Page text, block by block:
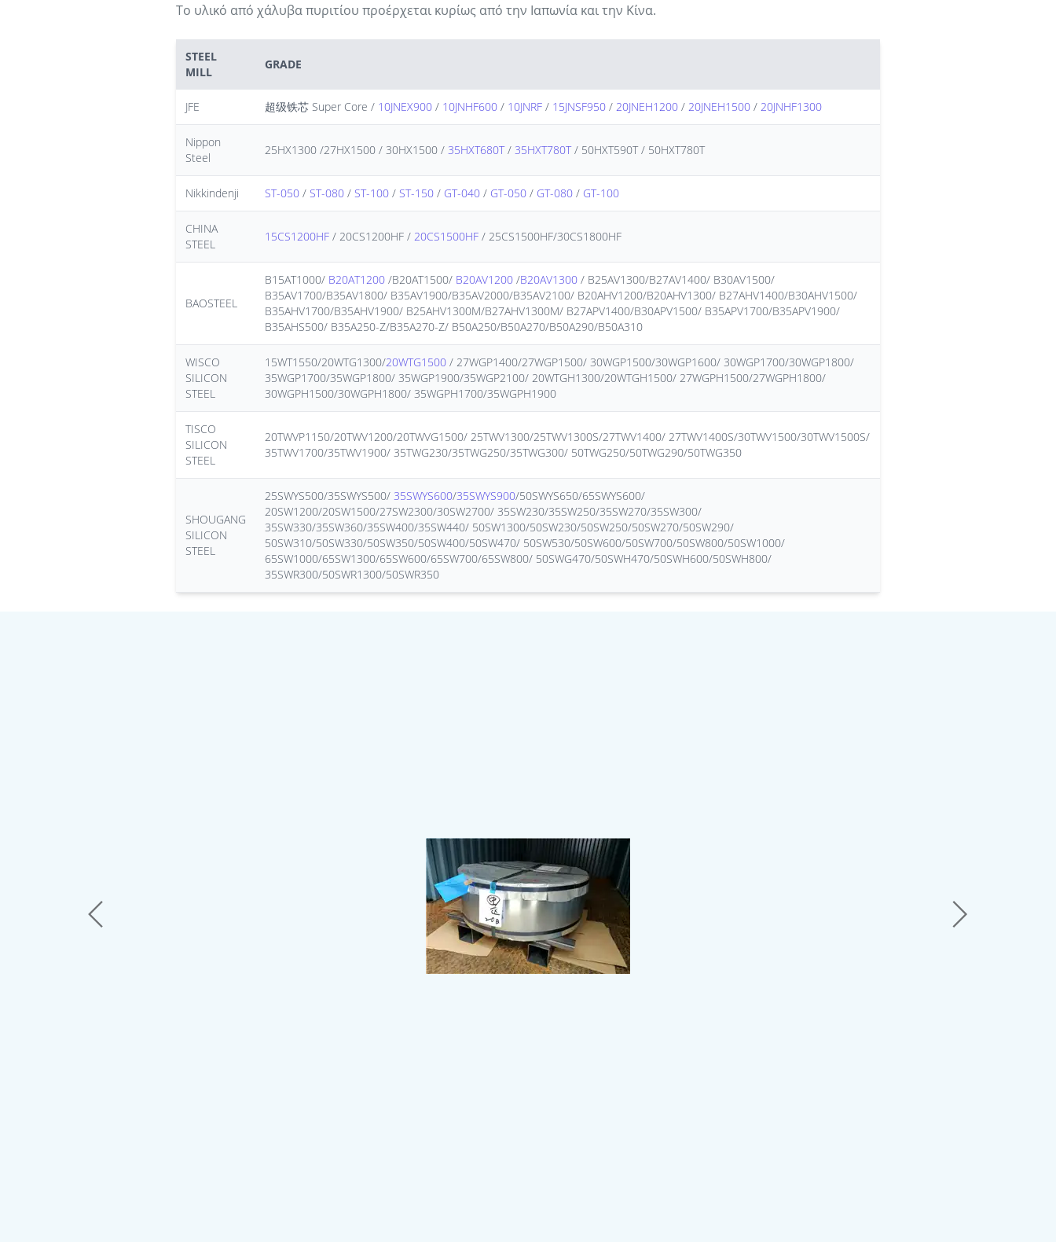
Το υλικό από χάλυβα πυριτίου προέρχεται κυρίως από την Ιαπωνία και την Κίνα.
STEEL
MILL
GRADE
JFE 超级铁芯 Super Core / 10JNEX900 / 10JNHF600 / 10JNRF / 15JNSF950 / 20JNEH1200 / 20JNEH1500 / 20JNHF1300
Nippon
Steel
25HX1300 /27HX1500 / 30HX1500 / 35HXT680T/ 35HXT780T/ 50HXT590T / 50HXT780T
Nikkindenji ST-050 / ST-080 / ST-100 / ST-150 / GT-040 / GT-050 / GT-080 / GT-100
CHINA
STEEL
15CS1200HF / 20CS1200HF / 20CS1500HF / 25CS1500HF/30CS1800HF
BAOSTEEL
B15AT1000/ B20AT1200 /B20AT1500/ B20AV1200 /B20AV1300 / B25AV1300/B27AV1400/ B30AV1500/
B35AV1700/B35AV1800/ B35AV1900/B35AV2000/B35AV2100/ B20AHV1200/B20AHV1300/ B27AHV1400/B30AHV1500/
B35AHV1700/B35AHV1900/ B25AHV1300M/B27AHV1300M/ B27APV1400/B30APV1500/ B35APV1700/B35APV1900/
B35AHS500/ B35A250-Z/B35A270-Z/ B50A250/B50A270/B50A290/B50A310
WISCO
SILICON
STEEL
15WT1550/20WTG1300/20WTG1500 / 27WGP1400/27WGP1500/ 30WGP1500/30WGP1600/ 30WGP1700/30WGP1800/
35WGP1700/35WGP1800/ 35WGP1900/35WGP2100/ 20WTGH1300/20WTGH1500/ 27WGPH1500/27WGPH1800/
30WGPH1500/30WGPH1800/ 35WGPH1700/35WGPH1900
TISCO
SILICON
STEEL
20TWVP1150/20TWV1200/20TWVG1500/ 25TWV1300/25TWV1300S/27TWV1400/ 27TWV1400S/30TWV1500/30TWV1500S/
35TWV1700/35TWV1900/ 35TWG230/35TWG250/35TWG300/ 50TWG250/50TWG290/50TWG350
SHOUGANG
SILICON
STEEL
25SWYS500/35SWYS500/ 35SWYS600/35SWYS900/50SWYS650/65SWYS600/
20SW1200/20SW1500/27SW2300/30SW2700/ 35SW230/35SW250/35SW270/35SW300/
35SW330/35SW360/35SW400/35SW440/ 50SW1300/50SW230/50SW250/50SW270/50SW290/
50SW310/50SW330/50SW350/50SW400/50SW470/ 50SW530/50SW600/50SW700/50SW800/50SW1000/
65SW1000/65SW1300/65SW600/65SW700/65SW800/ 50SWG470/50SWH470/50SWH600/50SWH800/
35SWR300/50SWR1300/50SWR350